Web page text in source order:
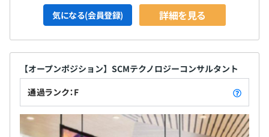
気になる(会員登録) 詳細を見る
【オープンポジション】SCMテクノロジーコンサルタント
通過ランク：F